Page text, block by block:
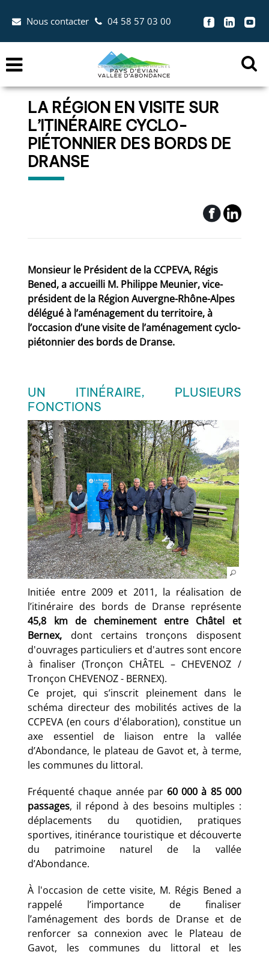
Aller à la recherche
Nous contacter 04 58 57 03 00
 
la
LA RÉGION EN VISITE SUR
L’ITINÉRAIRE CYCLO-
PIÉTONNIER DES BORDS DE
DRANSE
Monsieur le Président de la CCPEVA, Régis
Bened, a accueilli M. Philippe Meunier, vice-
président de la Région Auvergne-Rhône-Alpes
délégué à l’aménagement du territoire, à
l’occasion d’une visite de l’aménagement cyclo-
piétonnier des bords de Dranse.
UN ITINÉRAIRE, PLUSIEURS
FONCTIONS
Initiée entre 2009 et 2011, la réalisation de
l’itinéraire des bords de Dranse représente
45,8 km de cheminement entre Châtel et
Bernex, dont certains tronçons disposent
d'ouvrages particuliers et d'autres sont encore
à finaliser (Tronçon CHÂTEL – CHEVENOZ /
Tronçon CHEVENOZ - BERNEX).
Ce projet, qui s’inscrit pleinement dans le
schéma directeur des mobilités actives de la
CCPEVA (en cours d'élaboration), constitue un
axe essentiel de liaison entre la vallée
d’Abondance, le plateau de Gavot et, à terme,
les communes du littoral.
Fréquenté chaque année par 60 000 à 85 000
passages, il répond à des besoins multiples :
déplacements du quotidien, pratiques
sportives, itinérance touristique et découverte
du patrimoine naturel de la vallée
d’Abondance.
À l'occasion de cette visite, M. Régis Bened a
rappelé l’importance de finaliser
l’aménagement des bords de Dranse et de
renforcer sa connexion avec le Plateau de
Gavot, les communes du littoral et les